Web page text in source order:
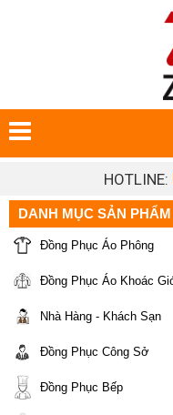
HOTLINE:
DANH MỤC SẢN PHẨM
Đồng Phục Áo Phông
Đồng Phục Áo Khoác
Nhà Hàng - Khách Sạn
Đồng Phục Công Sở
Đồng Phục Bếp